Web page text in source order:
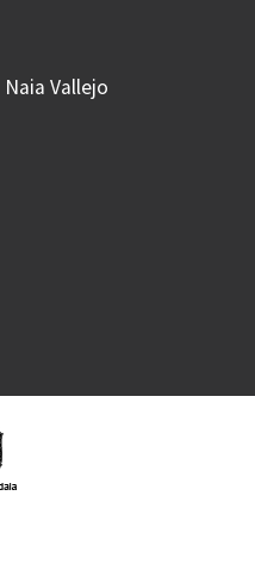
Vallejo